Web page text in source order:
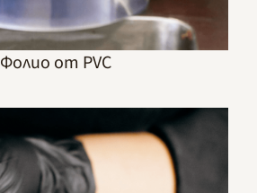
Фолио от PVC